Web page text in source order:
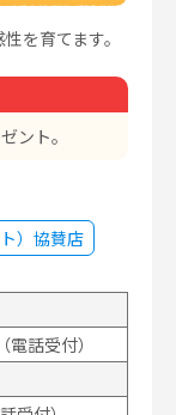
を育てます。
ント。
）協賛店
話受付）